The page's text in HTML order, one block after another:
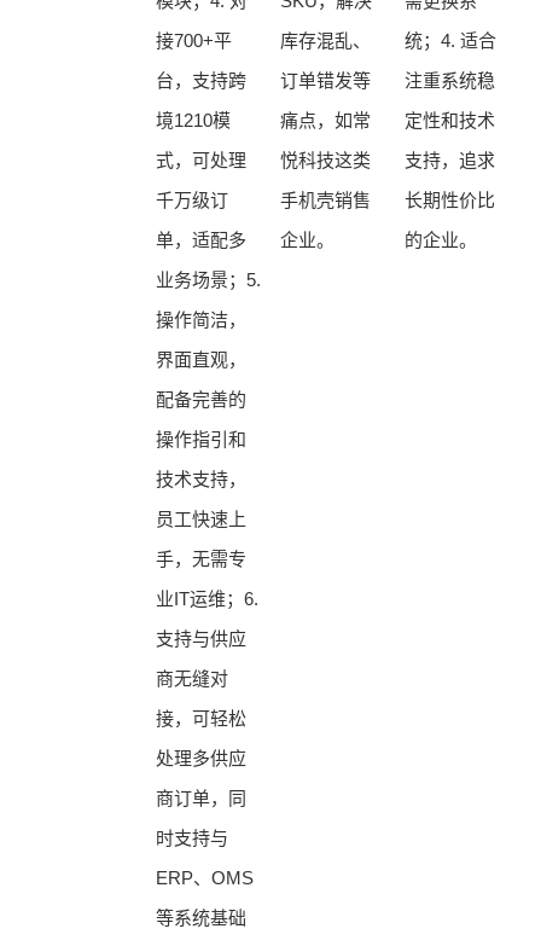
接700+平
台，支持跨
境1210模
式，可处理
千万级订
单，适配多
业务场景；5.
操作简洁，
界面直观，
配备完善的
操作指引和
技术支持，
员工快速上
手，无需专
业IT运维；6.
支持与供应
商无缝对
接，可轻松
处理多供应
商订单，同
时支持与
ERP、OMS
等系统基础
库存混乱、
订单错发等
痛点，如常
悦科技这类
手机壳销售
企业。
统；4. 适合
注重系统稳
定性和技术
支持，追求
长期性价比
的企业。